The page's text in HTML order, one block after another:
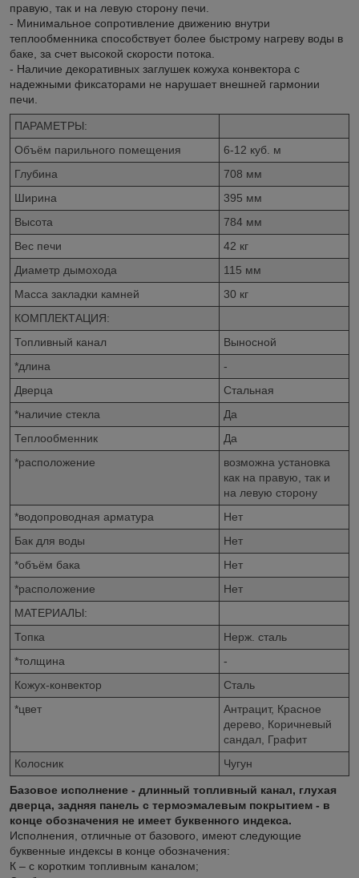
правую, так и на левую сторону печи.
- Минимальное сопротивление движению внутри
теплообменника способствует более быстрому нагреву воды в
баке, за счет высокой скорости потока.
- Наличие декоративных заглушек кожуха конвектора с
надежными фиксаторами не нарушает внешней гармонии
печи.
ПАРАМЕТРЫ:
Объём парильного помещения
6-12 куб. м
Глубина
708 мм
Ширина
395 мм
Высота
784 мм
Вес печи
42 кг
Диаметр дымохода
115 мм
Масса закладки камней
30 кг
КОМПЛЕКТАЦИЯ:
Топливный канал
Выносной
*длина
-
Дверца
Стальная
*наличие стекла
Да
Теплообменник
Да
*расположение
возможна установка
как на правую, так и
на левую сторону
*водопроводная арматура
Нет
Бак для воды
Нет
*объём бака
Нет
*расположение
Нет
МАТЕРИАЛЫ:
Топка
Нерж. сталь
*толщина
-
Кожух-конвектор
Сталь
*цвет
Антрацит, Красное
дерево, Коричневый
сандал, Графит
Колосник
Чугун
Базовое исполнение - длинный топливный канал, глухая
дверца, задняя панель с термоэмалевым покрытием - в
конце обозначения не имеет буквенного индекса.
Исполнения, отличные от базового, имеют следующие
буквенные индексы в конце обозначения:
К – с коротким топливным каналом;